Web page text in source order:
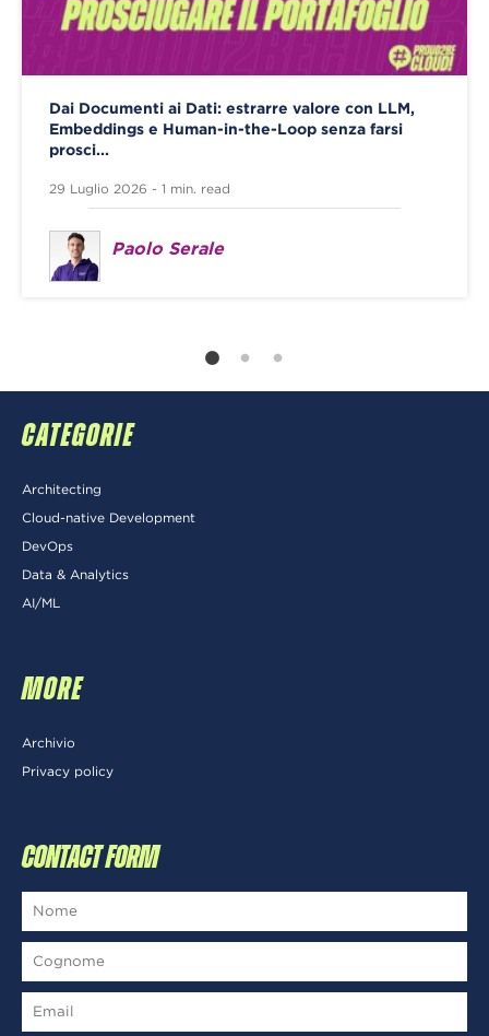
Dai Documenti ai Dati: estrarre valore con LLM,
Embeddings e Human-in-the-Loop senza farsi
prosci...
29 Luglio 2026 - 1 min. read
Paolo Serale
CATEGORIE
Architecting
Cloud-native Development
DevOps
Data & Analytics
AI/ML
MORE
Archivio
Privacy policy
CONTACT FORM